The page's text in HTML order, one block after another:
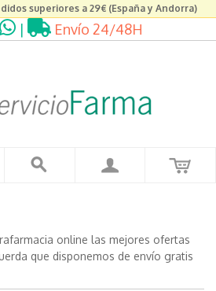
superiores a 29€ (España y Andorra)
| Envío 24/48H
online las mejores ofertas
que disponemos de envío gratis